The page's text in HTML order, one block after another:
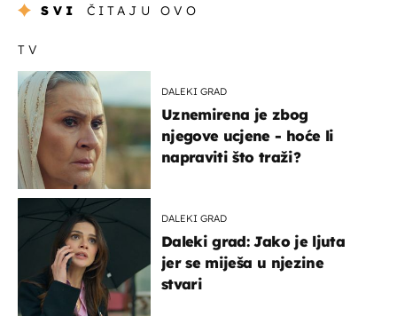
SVI ČITAJU OVO
TV
DALEKI GRAD
Uznemirena je zbog
njegove ucjene - hoće li
napraviti što traži?
DALEKI GRAD
Daleki grad: Jako je ljuta
jer se miješa u njezine
stvari